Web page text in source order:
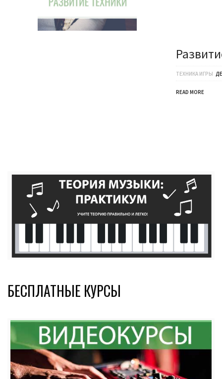
ТЕХНИКА ИГРЫ
READ MORE
БЕСПЛАТНЫЕ КУРСЫ